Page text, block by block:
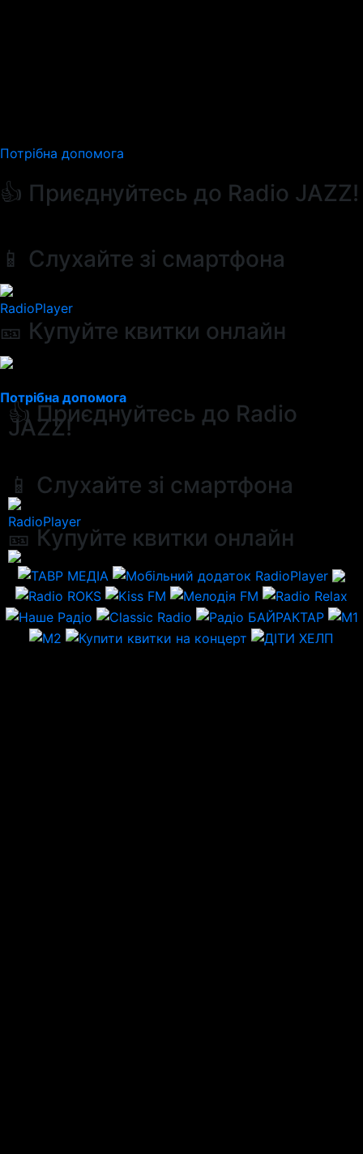
Потрібна допомога
👍 Приєднуйтесь до Radio JAZZ!
📱 Слухайте зі смартфона
RadioPlayer
🎫 Купуйте квитки онлайн
Потрібна допомога
👍 Приєднуйтесь до Radio
JAZZ!
📱 Слухайте зі смартфона
RadioPlayer
🎫 Купуйте квитки онлайн